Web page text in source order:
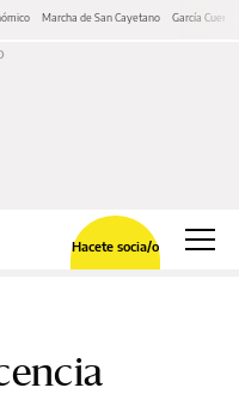
Marcha de San Cayetano García Cuerva
Hacete socia/o